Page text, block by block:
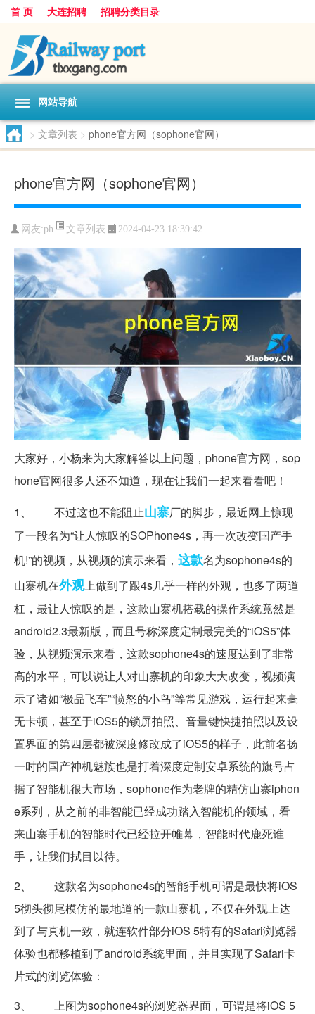
首 页 大连招聘 招聘分类目录
网站导航
> 文章列表 > phone官方网（sophone官网）
phone官方网（sophone官网）
网友:ph 文章列表 2024-04-23 18:39:42
大家好，小杨来为大家解答以上问题，phone官方网，sop
hone官网很多人还不知道，现在让我们一起来看看吧！
1、 不过这也不能阻止山寨厂的脚步，最近网上惊现
了一段名为“让人惊叹的SOPhone4s，再一次改变国产手
机!”的视频，从视频的演示来看， 这款名为sophone4s的
山寨机在外观上做到了跟4s几乎一样的外观，也多了两道
杠，最让人惊叹的是，这款山寨机搭载的操作系统竟然是
android2.3最新版，而且号称深度定制最完美的“iOS5”体
验，从视频演示来看，这款sophone4s的速度达到了非常
高的水平，可以说让人对山寨机的印象大大改变，视频演
示了诸如“极品飞车”“愤怒的小鸟”等常见游戏，运行起来毫
无卡顿，甚至于iOS5的锁屏拍照、音量键快捷拍照以及设
置界面的第四层都被深度修改成了iOS5的样子，此前名扬
一时的国产神机魅族也是打着深度定制安卓系统的旗号占
据了智能机很大市场，sophone作为老牌的精仿山寨iphon
e系列，从之前的非智能已经成功踏入智能机的领域，看
来山寨手机的智能时代已经拉开帷幕，智能时代鹿死谁
手，让我们拭目以待。
2、 这款名为sophone4s的智能手机可谓是最快将iOS
5彻头彻尾模仿的最地道的一款山寨机，不仅在外观上达
到了与真机一致，就连软件部分iOS 5特有的Safari浏览器
体验也都移植到了android系统里面，并且实现了Safari卡
片式的浏览体验：
3、 上图为sophone4s的浏览器界面，可谓是将iOS 5